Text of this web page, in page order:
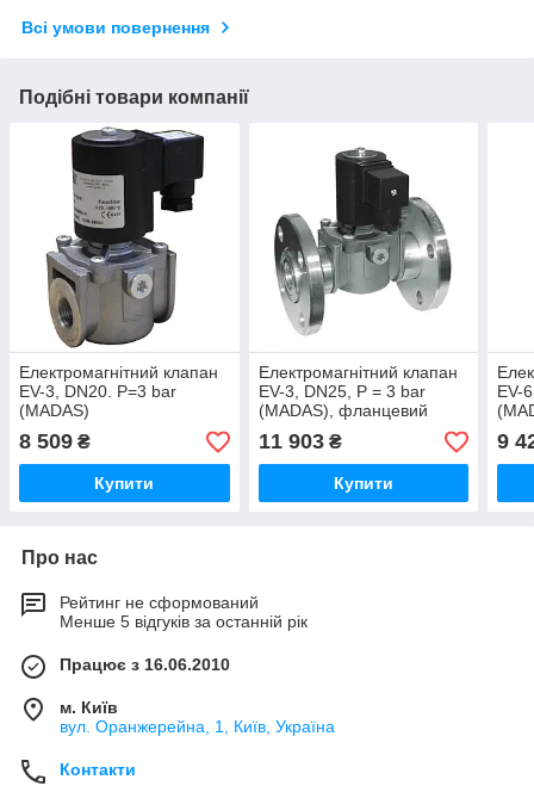
Всі умови повернення
Подібні товари компанії
Електромагнітний клапан
EV-3, DN20. P=3 bar
(MADAS)
8 509 ₴
Купити
Електромагнітний клапан
EV-3, DN25, P = 3 bar
(MADAS), фланцевий
11 903₴
Купити
EV-
9
Про нас
Рейтинг не сформований
Менше 5 відгуків за останній рік
Працює з 16.06.2010
м. Київ
вул. Оранжерейна, 1, Київ, Україна
Контакти